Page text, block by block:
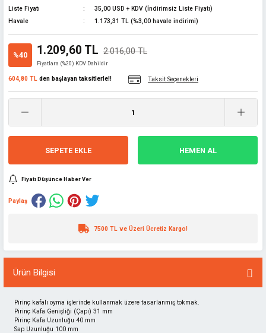
Liste Fiyatı
35,00 USD + KDV (İndirimsiz Liste Fiyatı)
Havale
1.173,31 TL (%3,00 havale indirimi)
%40 1.209,60 TL 2.016,00 TL
Fiyatlara (%20) KDV Dahildir
604,80 TL den başlayan taksitlerle!! Taksit Seçenekleri
SEPETE EKLE HEMEN AL
Fiyatı Düşünce Haber Ver
Paylaş
7500 TL ve Üzeri Ücretiz Kargo!
Ürün Bilgisi
Pirinç kafalı oyma işlerinde kullanmak üzere tasarlanmış tokmak.
Pirinç Kafa Genişliği (Çapı) 31 mm
Pirinç Kafa Uzunluğu 40 mm
Sap Uzunluğu 100 mm